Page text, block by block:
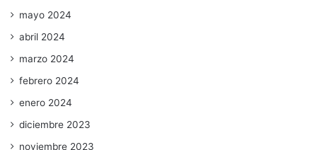
mayo 2024
abril 2024
marzo 2024
febrero 2024
enero 2024
diciembre 2023
noviembre 2023